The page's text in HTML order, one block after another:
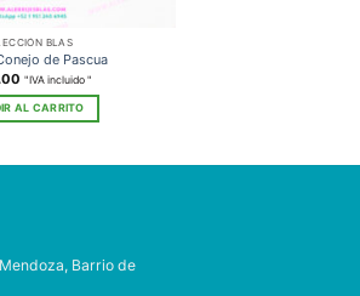
BLAS
de Pascua
"IVA incluido "
AL CARRITO
Barrio de